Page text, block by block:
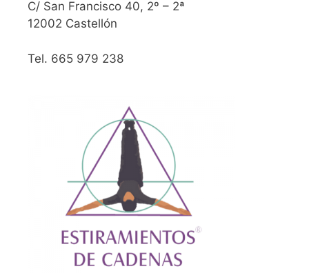
C/ San Francisco 40, 2º – 2ª
12002 Castellón
Tel. 665 979 238